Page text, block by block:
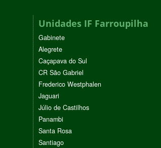
Unidades IF Farroupilha
Gabinete
Alegrete
Caçapava do Sul
CR São Gabriel
Frederico Westphalen
Jaguari
Júlio de Castilhos
Panambi
Santa Rosa
Santiago